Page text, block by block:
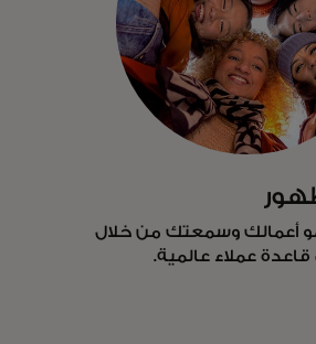
أعمالك وسمعتك من خلال
عملاء عالمية.